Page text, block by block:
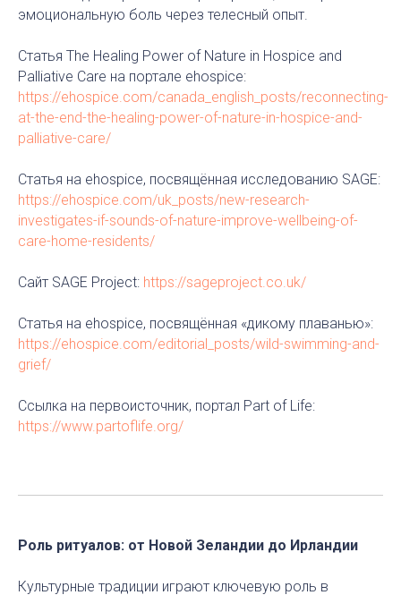
эмоциональную боль через телесный опыт.
Статья The Healing Power of Nature in Hospice and
Palliative Care на портале ehospice:
https://ehospice.com/canada_english_posts/reconnecting-
at-the-end-the-healing-power-of-nature-in-hospice-and-
palliative-care/
Статья на ehospice, посвящённая исследованию SAGE:
https://ehospice.com/uk_posts/new-research-
investigates-if-sounds-of-nature-improve-wellbeing-of-
care-home-residents/
Сайт SAGE Project: https://sageproject.co.uk/
Статья на ehospice, посвящённая «дикому плаванью»:
https://ehospice.com/editorial_posts/wild-swimming-and-
grief/
Ссылка на первоисточник, портал Part of Life:
https://www.partoflife.org/
Роль ритуалов: от Новой Зеландии до Ирландии
Культурные традиции играют ключевую роль в